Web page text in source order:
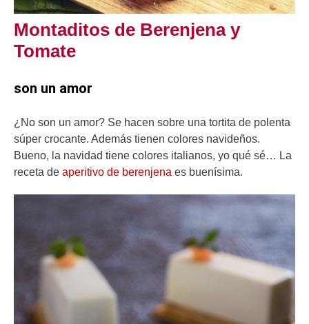
Montaditos de Berenjena y
Tomate
son un amor
¿No son un amor? Se hacen sobre una tortita de polenta
súper crocante. Además tienen colores navideños.
Bueno, la navidad tiene colores italianos, yo qué sé… La
receta de aperitivo de berenjena es buenísima.